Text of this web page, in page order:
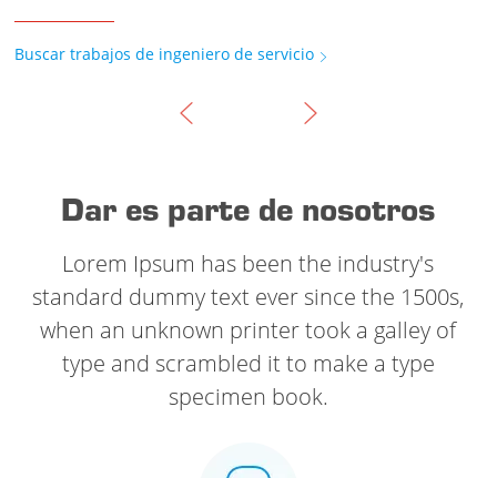
Buscar trabajos de ingeniero de servicio
Dar es parte de nosotros
Lorem Ipsum has been the industry's
standard dummy text ever since the 1500s,
when an unknown printer took a galley of
type and scrambled it to make a type
specimen book.